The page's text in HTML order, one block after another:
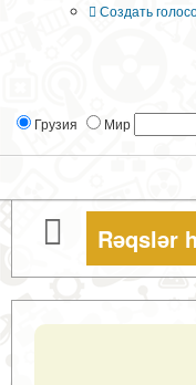
Создать
Грузия Мир
Rəqslər